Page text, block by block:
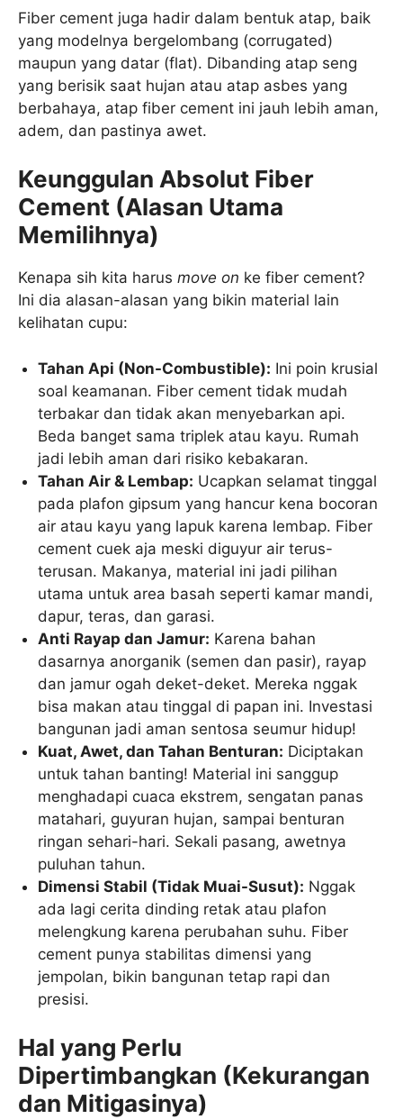
Fiber cement juga hadir dalam bentuk atap, baik
yang modelnya bergelombang (corrugated)
maupun yang datar (flat). Dibanding atap seng
yang berisik saat hujan atau atap asbes yang
berbahaya, atap fiber cement ini jauh lebih aman,
adem, dan pastinya awet.
Keunggulan Absolut Fiber
Cement (Alasan Utama
Memilihnya)
Kenapa sih kita harus move on ke fiber cement?
Ini dia alasan-alasan yang bikin material lain
kelihatan cupu:
Tahan Api (Non-Combustible): Ini poin krusial
soal keamanan. Fiber cement tidak mudah
terbakar dan tidak akan menyebarkan api.
Beda banget sama triplek atau kayu. Rumah
jadi lebih aman dari risiko kebakaran.
Tahan Air & Lembap: Ucapkan selamat tinggal
pada plafon gipsum yang hancur kena bocoran
air atau kayu yang lapuk karena lembap. Fiber
cement cuek aja meski diguyur air terus-
terusan. Makanya, material ini jadi pilihan
utama untuk area basah seperti kamar mandi,
dapur, teras, dan garasi.
Anti Rayap dan Jamur: Karena bahan
dasarnya anorganik (semen dan pasir), rayap
dan jamur ogah deket-deket. Mereka nggak
bisa makan atau tinggal di papan ini. Investasi
bangunan jadi aman sentosa seumur hidup!
Kuat, Awet, dan Tahan Benturan: Diciptakan
untuk tahan banting! Material ini sanggup
menghadapi cuaca ekstrem, sengatan panas
matahari, guyuran hujan, sampai benturan
ringan sehari-hari. Sekali pasang, awetnya
puluhan tahun.
Dimensi Stabil (Tidak Muai-Susut): Nggak
ada lagi cerita dinding retak atau plafon
melengkung karena perubahan suhu. Fiber
cement punya stabilitas dimensi yang
jempolan, bikin bangunan tetap rapi dan
presisi.
Hal yang Perlu
Dipertimbangkan (Kekurangan
dan Mitigasinya)